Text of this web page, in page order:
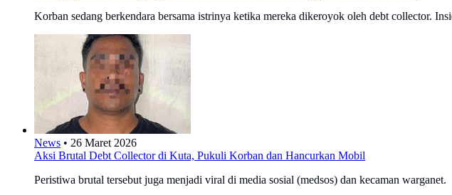
Korban sedang berkendara bersama istrinya ketika mereka dikeroyok oleh debt collector.
News • 26 Maret 2026
Aksi Brutal Debt Collector di Kuta, Pukuli Korban dan Hancurkan Mobil
Peristiwa brutal tersebut juga menjadi viral di media sosial (medsos) dan kecaman warganet.